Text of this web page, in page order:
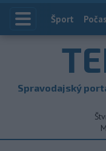
Index
Šport
Spravodajský